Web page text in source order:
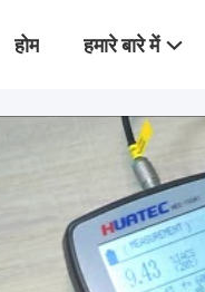
होम हमारे बारे में